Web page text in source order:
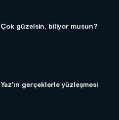
Çok güzelsin, biliyor musun?
Yaz'ın gerçeklerle yüzleşmesi